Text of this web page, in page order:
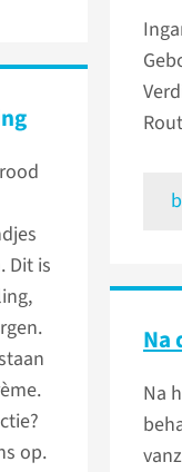
Dit is
op.
Na
Na